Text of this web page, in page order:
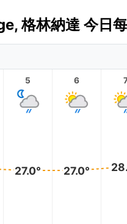
格林納達 今日
5
27.0°
6
27.0°